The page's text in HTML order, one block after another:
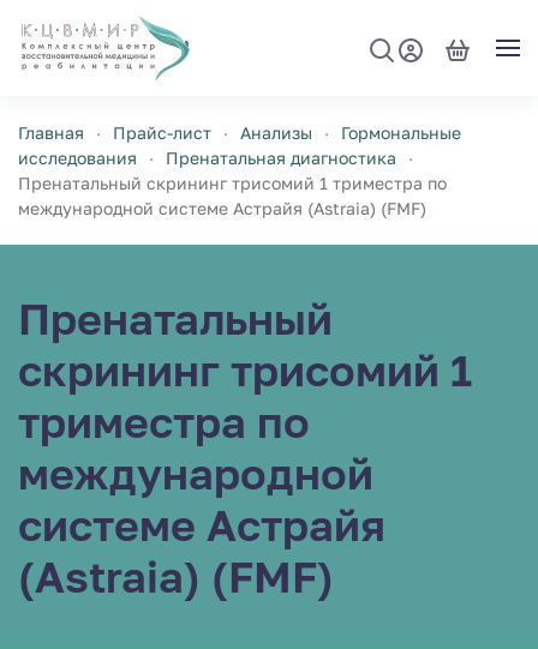
Перейти к содержимому
Главная Прайс-лист Анализы
Гормональные
исследования
Пренатальная диагностика
Пренатальный скрининг трисомий 1 триместра по
международной системе Астрайя (Astraia) (FMF)
Пренатальный
скрининг трисомий 1
триместра по
международной
системе Астрайя
(Astraia) (FMF)